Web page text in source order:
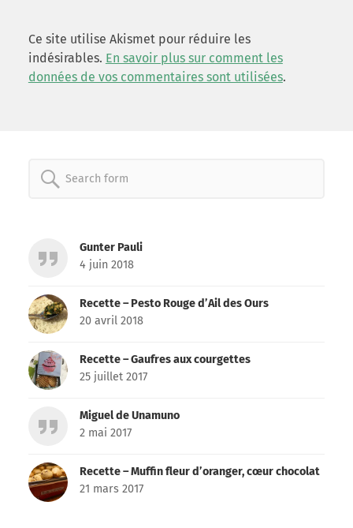
Ce site utilise Akismet pour réduire les
indésirables. En savoir plus sur comment les
données de vos commentaires sont utilisées.
Search
Gunter Pauli
4 juin 2018
Recette – Pesto Rouge d’Ail des Ours
20 avril 2018
Recette – Gaufres aux courgettes
25 juillet 2017
Miguel de Unamuno
2 mai 2017
Recette – Muffin fleur d’oranger, cœur chocolat
21 mars 2017